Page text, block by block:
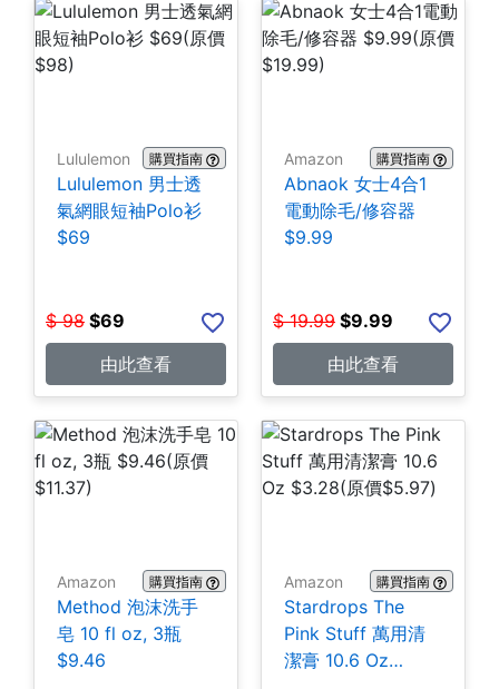
Lululemon 購買指南
Lululemon 男士透
氣網眼短袖Polo衫
$69
$ 98 $69
由此查看
Amazon 購買指南
Abnaok 女士4合1
電動除毛/修容器
$9.99
$ 19.99 $9.99
由此查看
Amazon 購買指南
Method 泡沫洗手
皂 10 fl oz, 3瓶
$9.46
Amazon 購買指南
Stardrops The
Pink Stuff 萬用清
潔膏 10.6 Oz